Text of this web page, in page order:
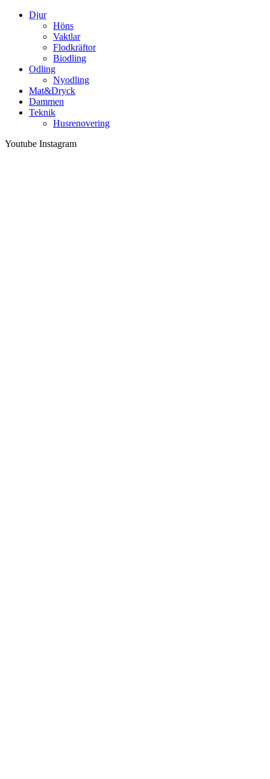
Djur
Höns
Vaktlar
Flodkräftor
Biodling
Odling
Nyodling
Mat&Dryck
Dammen
Teknik
Husrenovering
Youtube Instagram